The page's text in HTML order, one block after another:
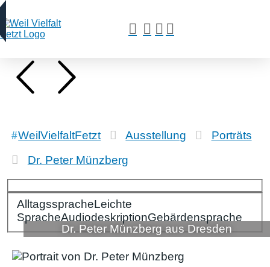
WeilVielfaltFetzt Ausstellung
Porträts
Dr. Peter Münzberg
Bitte wählen Sie Ihre Spracheinstellungen:
AlltagsspracheLeichte
SpracheAudiodeskriptionGebärdensprache
Dr. Peter Münzberg aus Dresden